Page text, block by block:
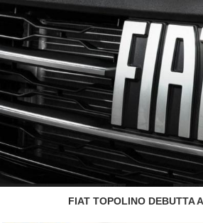
FIAT TOPOLINO DEBUTTA